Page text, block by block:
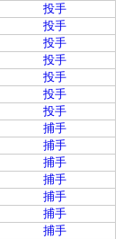
投手
投手
投手
投手
投手
投手
投手
捕手
捕手
捕手
捕手
捕手
捕手
捕手